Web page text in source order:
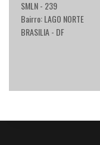
SMLN - 239
Bairro: LAGO NORTE
BRASILIA - DF